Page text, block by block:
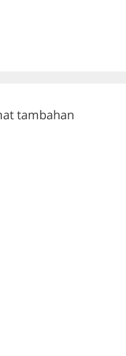
tambahan